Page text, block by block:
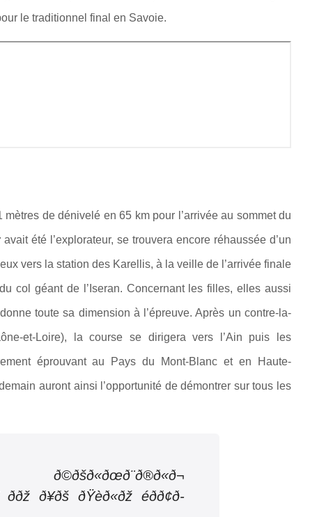
le traditionnel final en Savoie.
de dénivelé en 65 km pour l’arrivée au sommet du
avait été l’explorateur, se trouvera encore réhaussée d’un
vers la station des Karellis, à la veille de l’arrivée finale
col géant de l’Iseran. Concernant les filles, elles aussi
toute sa dimension à l’épreuve. Après un contre-la-
et-Loire), la course se dirigera vers l’Ain puis les
éprouvant au Pays du Mont-Blanc et en Haute-
auront ainsi l’opportunité de démontrer sur tous les
ððž ð¥ðš ðŸèð«ðž éðð¢ð­